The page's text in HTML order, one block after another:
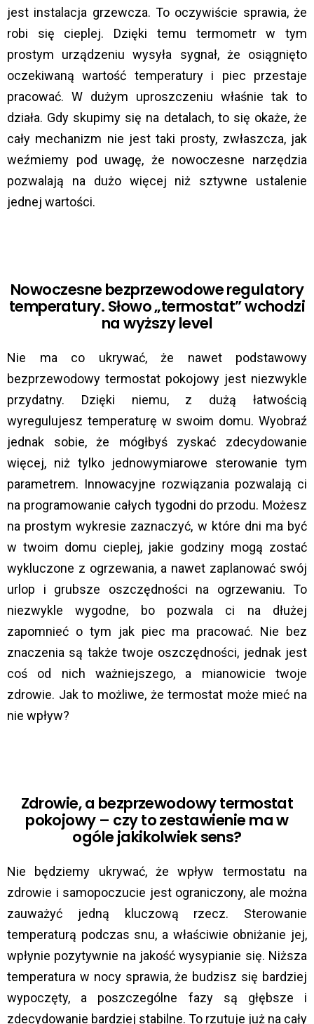
jest instalacja grzewcza. To oczywiście sprawia, że
robi się cieplej. Dzięki temu termometr w tym
prostym urządzeniu wysyła sygnał, że osiągnięto
oczekiwaną wartość temperatury i piec przestaje
pracować. W dużym uproszczeniu właśnie tak to
działa. Gdy skupimy się na detalach, to się okaże, że
cały mechanizm nie jest taki prosty, zwłaszcza, jak
weźmiemy pod uwagę, że nowoczesne narzędzia
pozwalają na dużo więcej niż sztywne ustalenie
jednej wartości.
Nowoczesne bezprzewodowe regulatory
temperatury. Słowo „termostat” wchodzi
na wyższy level
Nie ma co ukrywać, że nawet podstawowy
bezprzewodowy termostat pokojowy jest niezwykle
przydatny. Dzięki niemu, z dużą łatwością
wyregulujesz temperaturę w swoim domu. Wyobraź
jednak sobie, że mógłbyś zyskać zdecydowanie
więcej, niż tylko jednowymiarowe sterowanie tym
parametrem. Innowacyjne rozwiązania pozwalają ci
na programowanie całych tygodni do przodu. Możesz
na prostym wykresie zaznaczyć, w które dni ma być
w twoim domu cieplej, jakie godziny mogą zostać
wykluczone z ogrzewania, a nawet zaplanować swój
urlop i grubsze oszczędności na ogrzewaniu. To
niezwykle wygodne, bo pozwala ci na dłużej
zapomnieć o tym jak piec ma pracować. Nie bez
znaczenia są także twoje oszczędności, jednak jest
coś od nich ważniejszego, a mianowicie twoje
zdrowie. Jak to możliwe, że termostat może mieć na
nie wpływ?
Zdrowie, a bezprzewodowy termostat
pokojowy – czy to zestawienie ma w
ogóle jakikolwiek sens?
Nie będziemy ukrywać, że wpływ termostatu na
zdrowie i samopoczucie jest ograniczony, ale można
zauważyć jedną kluczową rzecz. Sterowanie
temperaturą podczas snu, a właściwie obniżanie jej,
wpłynie pozytywnie na jakość wysypianie się. Niższa
temperatura w nocy sprawia, że budzisz się bardziej
wypoczęty, a poszczególne fazy są głębsze i
zdecydowanie bardziej stabilne. To rzutuje już na cały